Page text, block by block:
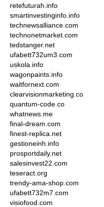
retefuturah.info
smartinvestinginfo.info
technewsalliance.com
technonetmarket.com
tedstanger.net
ufabett732um3.com
uskola.info
wagonpaints.info
waitfornext.com
clearvisionmarketing.co
quantum-code.co
whatnews.me
final-dream.com
finest-replica.net
gestioneinh.info
prosportdaily.net
salesinvest22.com
teseract.org
trendy-ama-shop.com
ufabett732m7.com
visiofood.com